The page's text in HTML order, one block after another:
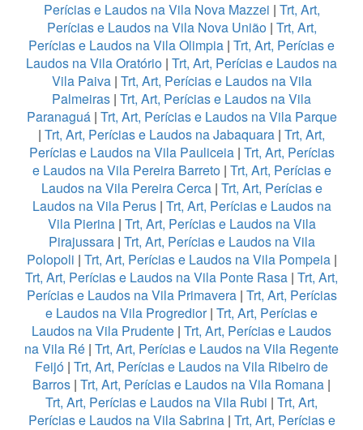
Perícias e Laudos na Vila Nova Mazzei | Trt, Art,
Perícias e Laudos na Vila Nova União| Trt, Art,
Perícias e Laudos na Vila Olimpia | Trt, Art, Perícias e
Laudos na Vila Oratório | Trt, Art, Perícias e Laudos na
Vila Paiva| Trt, Art, Perícias e Laudos na Vila
Palmeiras | Trt, Art, Perícias e Laudos na Vila
Paranaguá| Trt, Art, Perícias e Laudos na Vila Parque
| Trt, Art, Perícias e Laudos na Jabaquara | Trt, Art,
Perícias e Laudos na Vila Pauliceia| Trt, Art, Perícias
e Laudos na Vila Pereira Barreto| Trt, Art, Perícias e
Laudos na Vila Pereira Cerca| Trt, Art, Perícias e
Laudos na Vila Perus| Trt, Art, Perícias e Laudos na
Vila Pierina| Trt, Art, Perícias e Laudos na Vila
Pirajussara| Trt, Art, Perícias e Laudos na Vila
Polopoli | Trt, Art, Perícias e Laudos na Vila Pompeia|
Trt, Art, Perícias e Laudos na Vila Ponte Rasa | Trt, Art,
Perícias e Laudos na Vila Primavera| Trt, Art, Perícias
e Laudos na Vila Progredior| Trt, Art, Perícias e
Laudos na Vila Prudente | Trt, Art, Perícias e Laudos
na Vila Ré | Trt, Art, Perícias e Laudos na Vila Regente
Feijó | Trt, Art, Perícias e Laudos na Vila Ribeiro de
Barros | Trt, Art, Perícias e Laudos na Vila Romana |
Trt, Art, Perícias e Laudos na Vila Rubi | Trt, Art,
Perícias e Laudos na Vila Sabrina| Trt, Art, Perícias e